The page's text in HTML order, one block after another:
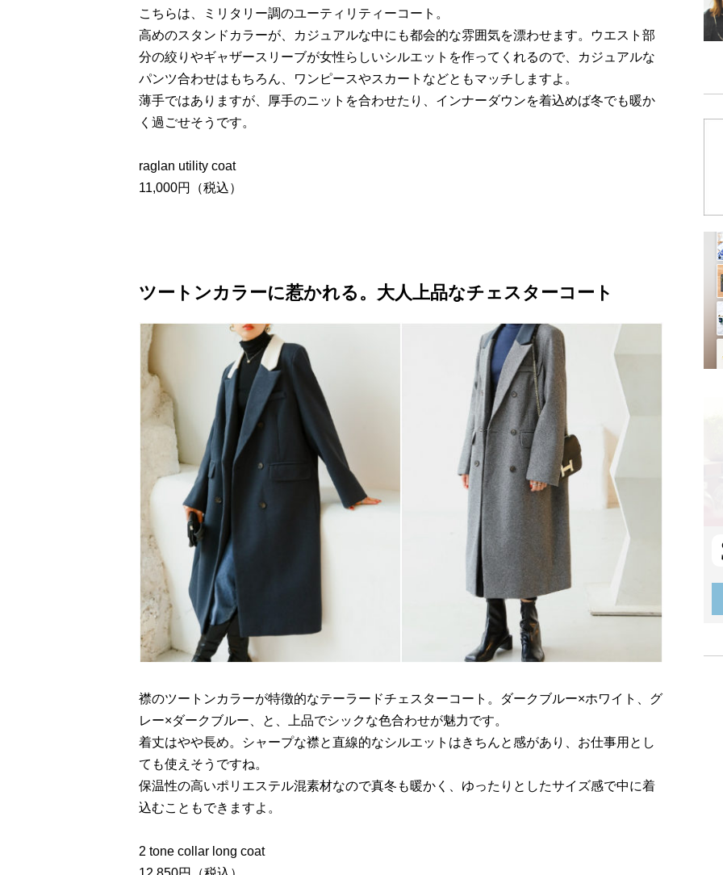
こちらは、ミリタリー調のユーティリティーコート。
高めのスタンドカラーが、カジュアルな中にも都会的な雰囲気を漂わせます。ウエスト部
分の絞りやギャザースリーブが女性らしいシルエットを作ってくれるので、カジュアルな
パンツ合わせはもちろん、ワンピースやスカートなどともマッチしますよ。
薄手ではありますが、厚手のニットを合わせたり、インナーダウンを着込めば冬でも暖か
く過ごせそうです。
raglan utility coat
11,000円（税込）
ツートンカラーに惹かれる。大人上品なチェスターコート
襟のツートンカラーが特徴的なテーラードチェスターコート。ダークブルー×ホワイト、グ
レー×ダークブルー、と、上品でシックな色合わせが魅力です。
着丈はやや長め。シャープな襟と直線的なシルエットはきちんと感があり、お仕事用とし
ても使えそうですね。
保温性の高いポリエステル混素材なので真冬も暖かく、ゆったりとしたサイズ感で中に着
込むこともできますよ。
2 tone collar long coat